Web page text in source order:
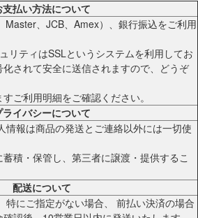
支払い方法について
Master、JCB、Amex）、銀行振込をご利用
リティはSSLというシステムを利用してお
されて安全に送信されますので、どうぞ
ご利用明細をご確認ください。
ライバシーについて
情報は商品の発送とご連絡以外には一切使
積・保管し、第三者に譲渡・提供するこ
配送について
特にご指定がない場合、 前払い決済の場合